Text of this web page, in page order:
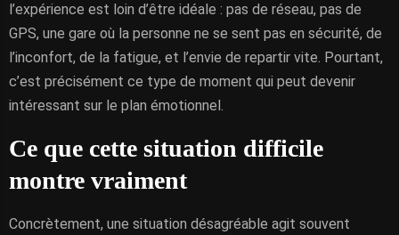
l’expérience est loin d’être idéale : pas de réseau, pas de
GPS, une gare où la personne ne se sent pas en sécurité, de
l’inconfort, de la fatigue, et l’envie de repartir vite. Pourtant,
c’est précisément ce type de moment qui peut devenir
intéressant sur le plan émotionnel.
Ce que cette situation difficile
montre vraiment
Concrètement, une situation désagréable agit souvent